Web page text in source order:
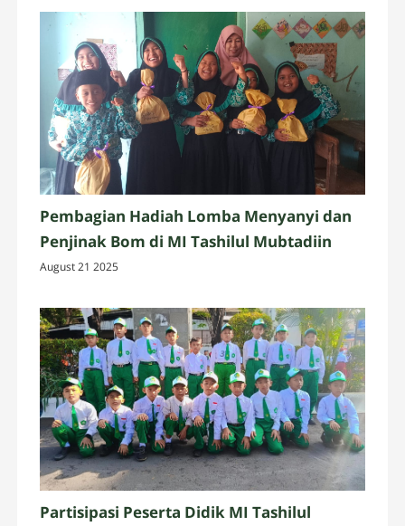
Pembagian Hadiah Lomba Menyanyi dan
Penjinak Bom di MI Tashilul Mubtadiin
August 21 2025
Partisipasi Peserta Didik MI Tashilul